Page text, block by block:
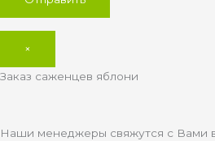
×
Заказ саженцев яблони
Наши менеджеры свяжутся с Вами